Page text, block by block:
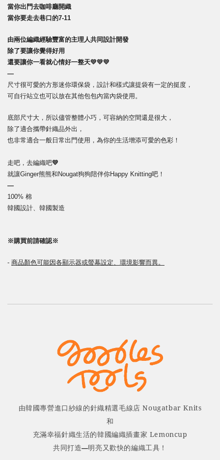
當你出門去咖啡廳開織
當你要走去巷口的7-11
由兩位編織經驗豐富的主理人共同設計開發
除了要讓你覺得好用
還要讓你一看就心情好一整天💛💛💛
—
尺寸很可愛的方形迷你環保袋，設計和樣式讓提袋有一定的挺度，
可自行站立也可以放在其他包包內當內袋使用。
底部尺寸大，所以儘管整體小巧，可容納的空間還是很大，
除了適合攜帶針織品外出，
也非常適合一般日常出門使用，為你的生活增添可愛的色彩！
走吧，去編織吧💛
就讓Ginger熊熊和Nougat狗狗陪伴你Happy Knitting吧！
—
100% 棉
韓國設計、韓國製造
※購買前請確認※
- 商品顏色可能因各顯示器或螢幕設定、環境影響而異。
由韓國專營進口紗線的針織精選毛線店 Nougatbar Knits
和
充滿幸福針織生活的韓國編織插畫家 Lemoncup
共同打造—明亮又歡快的編織工具！